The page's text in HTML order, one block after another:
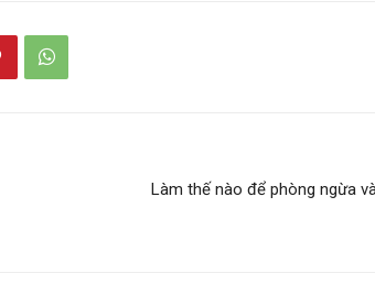
Làm thế nào để phòng ngừa